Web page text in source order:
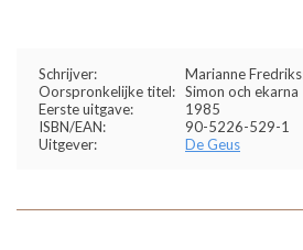
Schrijver:
Marianne
Oorspronkelijke titel: Simon och ekarna
Eerste uitgave:
1985
ISBN/EAN:
90-5226-529-1
Uitgever:
De Geus